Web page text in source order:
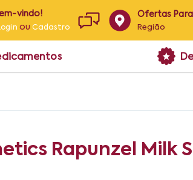
vindo!
ouCadastro
Ofertas Para
Região
Alagoas
Rapunzel Milk